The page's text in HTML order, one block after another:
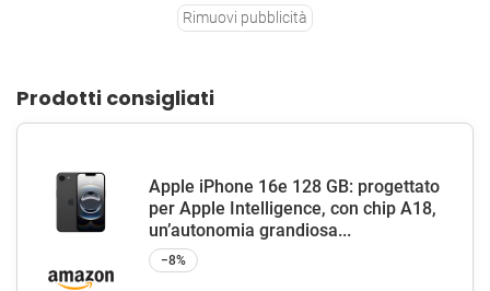
Rimuovi pubblicità
Prodotti consigliati
Apple iPhone 16e 128 GB: progettato
per Apple Intelligence, con chip A18,
un’autonomia grandiosa...
−8%